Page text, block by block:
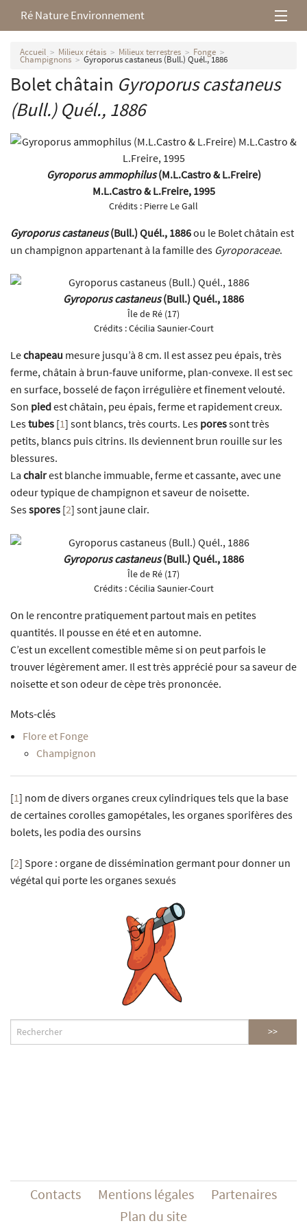
Ré Nature Environnement
L’association
Milieux rétais
Nos parutions
Accueil Milieux rétais Milieux terrestres Fonge
Champignons Gyroporus castaneus (Bull.) Quél., 1886
Bolet châtain Gyroporus castaneus
(Bull.) Quél., 1886
Gyroporus ammophilus(M.L.Castro & L.Freire)
M.L.Castro & L.Freire, 1995
Crédits : Pierre Le Gall
Gyroporus castaneus(Bull.) Quél., 1886ou le Bolet châtain est
un champignon appartenant à la famille des Gyroporaceae.
Gyroporus castaneus(Bull.) Quél., 1886
Île de Ré (17)
Crédits :Cécilia Saunier-Court
Lechapeau mesure jusqu’à 8 cm. Il est assez peu épais, très
ferme, châtain à brun-fauve uniforme, plan-convexe. Il est sec
en surface, bosselé de façon irrégulière et finement velouté.
Son piedest châtain, peu épais, ferme et rapidement creux.
Lestubes [1] sont blancs, très courts. Les poressont très
petits, blancs puis citrins. Ils deviennent brun rouille sur les
blessures.
La chairest blanche immuable, ferme et cassante, avec une
odeur typique de champignon et saveur de noisette.
Sesspores [2] sont jaune clair.
Gyroporus castaneus(Bull.) Quél., 1886
Île de Ré (17)
Crédits :Cécilia Saunier-Court
On le rencontre pratiquement partout mais en petites
quantités. Il pousse en été et en automne.
C’est un excellent comestible même si on peut parfois le
trouver légèrement amer. Il est très apprécié pour sa saveur de
noisette et son odeur de cèpe très prononcée.
Mots-clés
Flore et Fonge
Champignon
[1] nom de divers organes creux cylindriques tels que la base
de certaines corolles gamopétales, les organes sporifères des
bolets, les podia des oursins
[2] Spore : organe de dissémination germant pour donner un
végétal qui porte les organes sexués
Contacts Mentions légales
Partenaires
Plan du site